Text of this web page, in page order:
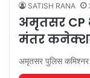
SATISH RANA
अमृतसर CP
मंतर
अमृतसर पुलिस